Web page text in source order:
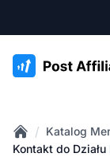
:site.title
Home
/ Katalog
Kontakt do